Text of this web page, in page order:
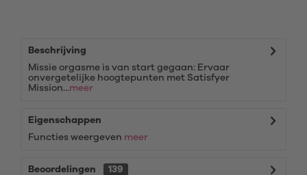
Beschrijving
Missie orgasme is van start gegaan: Ervaar
onvergetelijke hoogtepunten met Satisfyer
Mission...meer
Eigenschappen
Functies weergeven meer
Beoordelingen
139